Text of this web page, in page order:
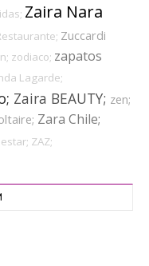
Zaira Nara
Zuccardi
zodiaco; zapatos
Lagarde;
Zaira BEAUTY; zen;
Zara Chile;
ZAZ;